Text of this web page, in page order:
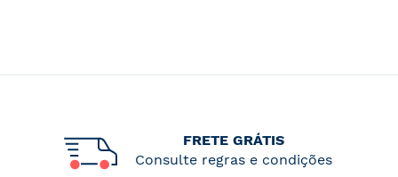
FRETE GRÁTIS
Consulte regras e condições